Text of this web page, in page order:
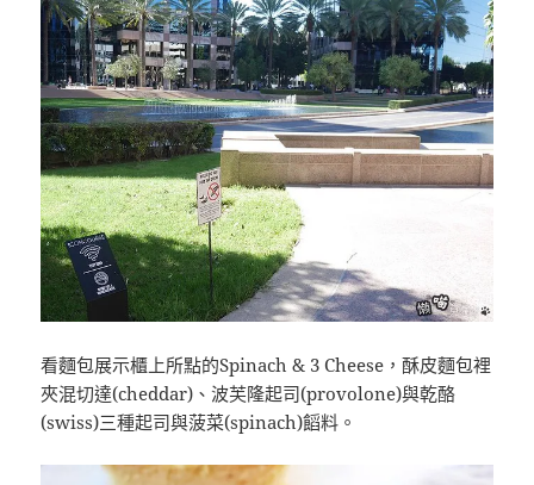
看麵包展示櫃上所點的Spinach & 3 Cheese，酥皮麵包裡
夾混切達(cheddar)、波芙隆起司(provolone)與乾酪
(swiss)三種起司與菠菜(spinach)饀料。